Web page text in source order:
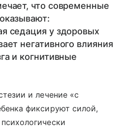
что современные
седация у здоровых
негативного влияния
и когнитивные
и лечение «с
фиксируют силой,